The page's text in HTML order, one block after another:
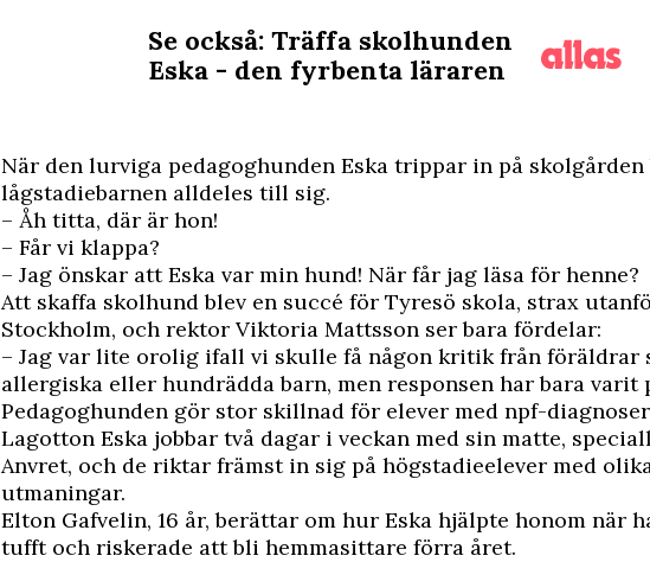
Se också: Träffa skolhunden
Eska - den fyrbenta läraren
När den lurviga pedagoghunden Eska trippar in på
lågstadiebarnen alldeles till sig.
– Åh titta, där är hon!
– Får vi klappa?
– Jag önskar att Eska var min hund! När får jag läsa för henne?
Att skaffa skolhund blev en succé för Tyresö skola, strax
Stockholm, och rektor Viktoria Mattsson ser bara fördelar:
– Jag var lite orolig ifall vi skulle få någon kritik från föräldrar
allergiska eller hundrädda barn, men responsen har bara varit
Pedagoghunden gör stor skillnad för elever med npf-diagnoser
Lagotton Eska jobbar två dagar i veckan med sin matte,
Anvret, och de riktar främst in sig på högstadieelever med
utmaningar.
Elton Gafvelin, 16 år, berättar om hur Eska hjälpte honom när
tufft och riskerade att bli hemmasittare förra året.